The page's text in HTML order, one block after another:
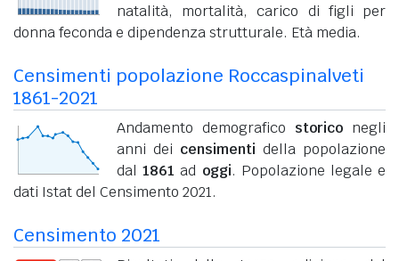
natalità, mortalità, carico di figli per
donna feconda e dipendenza strutturale. Età media.
Censimenti popolazione Roccaspinalveti
1861-2021
Andamento demografico storico negli
anni dei censimenti della popolazione
dal1861 ad oggi. Popolazione legale e
dati Istat del Censimento 2021.
Censimento 2021